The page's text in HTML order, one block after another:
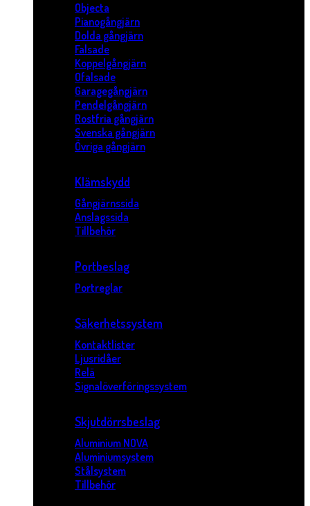
Objecta
Pianogångjärn
Dolda gångjärn
Falsade
Koppelgångjärn
Ofalsade
Garagegångjärn
Pendelgångjärn
Rostfria gångjärn
Svenska gångjärn
Övriga gångjärn
Klämskydd
Gångjärnssida
Anslagssida
Tillbehör
Portbeslag
Portreglar
Säkerhetssystem
Kontaktlister
Ljusridåer
Relä
Signalöverföringssystem
Skjutdörrsbeslag
Aluminium NOVA
Aluminiumsystem
Stålsystem
Tillbehör